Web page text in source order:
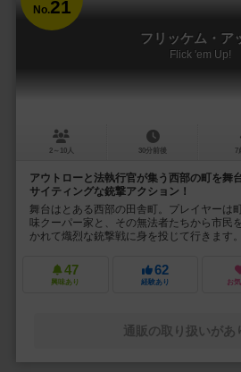
No.21
フリッケム・ア
Flick 'em Up!
2～10人 30分前後 7
アウトローと法執行官が集う西部の町を舞
サイティングな銃撃アクション！
舞台はとある西部の田舎町。プレイヤーは
味クーパー家と、その無法者たちから市民
かれて熾烈な銃撃戦に身を投じて行きます
47
興味あり
62
経験あり お
通販の取り扱いがあ